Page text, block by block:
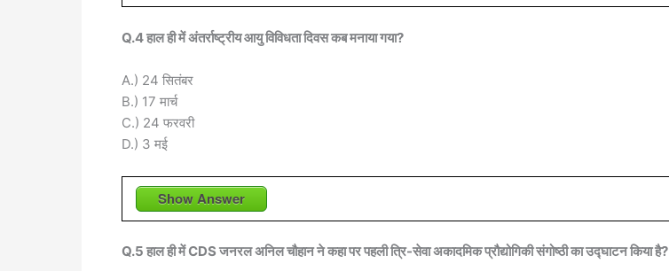
Q.4 हाल ही में अंतर्राष्ट्रीय आयु विविधता दिवस कब मनाया गया?
A.) 24 सितंबर
B.) 17 मार्च
C.) 24 फरवरी
D.) 3 मई
Show Answer
Q.5 हाल ही में CDS जनरल अनिल चौहान ने कहा पर पहली त्रि-सेवा अकादमिक प्रौद्योगिकी संगोष्ठी का उद्घाटन किया है?